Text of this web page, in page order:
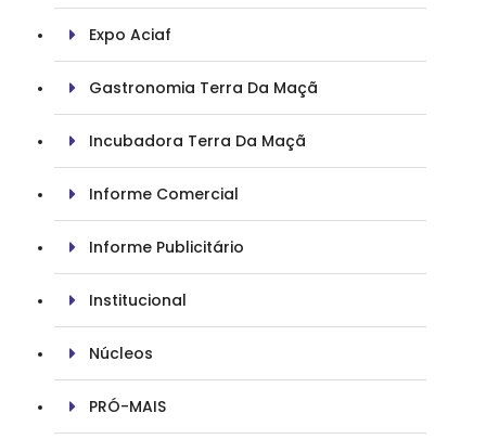
Expo Aciaf
Gastronomia Terra Da Maçã
Incubadora Terra Da Maçã
Informe Comercial
Informe Publicitário
Institucional
Núcleos
PRÓ-MAIS